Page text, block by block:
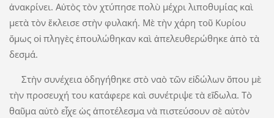
ἀνακρίνει. Αὐτὸς τὸν χτύπησε πολὺ μέχρι λιποθυμίας καὶ
μετὰ τὸν ἔκλεισε στὴν φυλακή. Μὲ τὴν χάρη τοῦ Κυρίου
ὅμως οἱ πληγὲς ἐπουλώθηκαν καὶ ἀπελευθερώθηκε ἀπὸ τὰ
δεσμά.
Στὴν συνέχεια ὁδηγήθηκε στὸ ναὸ τῶν εἰδώλων ὅπου μὲ
τὴν προσευχή του κατάφερε καὶ συνέτριψε τὰ εἴδωλα. Τὸ
θαῦμα αὐτὸ εἶχε ὡς ἀποτέλεσμα νὰ πιστεύσουν σὲ αὐτὸν